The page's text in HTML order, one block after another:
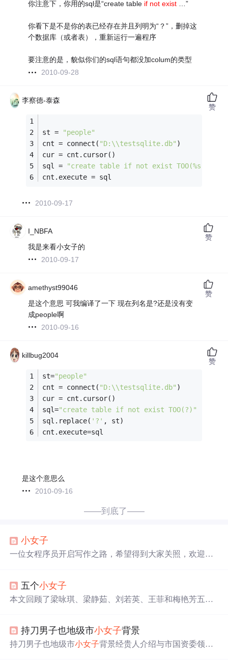
你注意下，你用的sql是“create table if not exist …”
你看下是不是你的表已经存在并且列明为“？”，删掉这
个数据库（或者表），重新运行一遍程序
要注意的是，貌似你们的sql语句都没加colum的类型
2010-09-28
李察德-泰森
st =
"people"
cnt = connect( "D:\\testsqlite.db" )
cur = cnt.cursor()
sql =
"create table if not exist TOO(%s)"
cnt.execute = sql
2010-09-17
赞
I_NBFA
我是来看小女子的
2010-09-17
赞
amethyst99046
是这个意思 可我编译了一下 现在列名是?还是没有变
成people啊
2010-09-16
赞
killbug2004
st="people"
cnt = connect( "D:\\testsqlite.db" )
cur = cnt.cursor()
sql="create table if not exist TOO(?)"
sql.replace( '?' , st)
cnt.execute=sql
是这个意思么
2010-09-16
赞
——到底了——
小女子
一位女程序员开启写作之路，希望得到大家关照，欢迎大
五个小女子
本文回顾了梁咏琪、梁静茹、刘若英、王菲和梅艳芳五位
持刀男子也地级市小女子背景
持刀男子也地级市小女子背景经贵人介绍与市国资委领导